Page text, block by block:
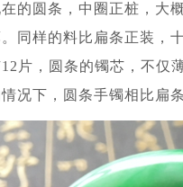
的圆条，中圈正桩，大
同样的料比扁条正装，
片，圆条的镯芯，不仅
况下，圆条手镯相比扁